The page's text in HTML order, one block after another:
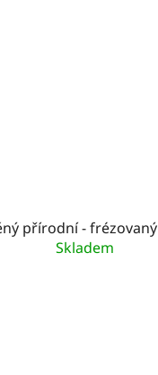
přírodní - frézovaný
Skladem